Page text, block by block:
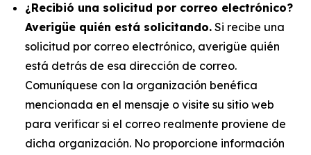
¿Recibió una solicitud por correo electrónico?
Averigüe quién está solicitando. Si recibe una
solicitud por correo electrónico, averigüe quién
está detrás de esa dirección de correo.
Comuníquese con la organización benéfica
mencionada en el mensaje o visite su sitio web
para verificar si el correo realmente proviene de
dicha organización. No proporcione información